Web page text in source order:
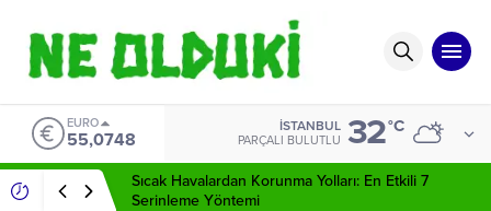
EURO
55,0748
İSTANBUL
PARÇALI BULUTLU 32°C
Sıcak Havalardan Korunma Yolları: En Etkili 7
Serinleme Yöntemi